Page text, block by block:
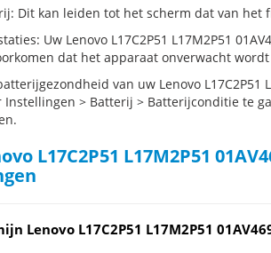
Dit kan leiden tot het scherm dat van het
Uw Lenovo L17C2P51 L17M2P51
dat het apparaat onverwacht
van uw Lenovo L17C2P51
> Batterij > Batterijconditie te
L17C2P51 L17M2P51
Lenovo L17C2P51 L17M2P51